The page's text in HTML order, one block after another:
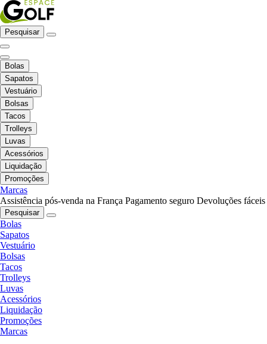
Pesquisar
Bolas
Sapatos
Vestuário
Bolsas
Tacos
Trolleys
Luvas
Acessórios
Liquidação
Promoções
Marcas
Assistência pós-venda na França Pagamento seguro Devoluções fáceis
Pesquisar
Bolas
Sapatos
Vestuário
Bolsas
Tacos
Trolleys
Luvas
Acessórios
Liquidação
Promoções
Marcas